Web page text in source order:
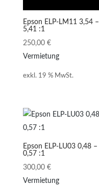
Epson ELP-LM11 3,54 –
5,41 :1
250,00 €
Vermietung
exkl. 19 % MwSt.
Epson ELP-LU03 0,48 –
0,57 :1
300,00 €
Vermietung